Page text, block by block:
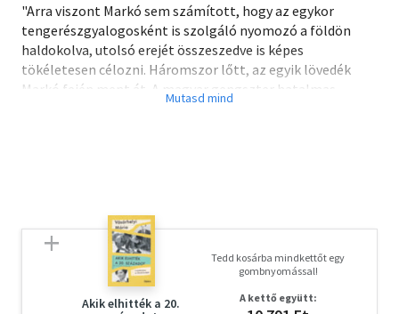
"Arra viszont Markó sem számított, hogy az egykor
tengerészgyalogosként is szolgáló nyomozó a földön
haldokolva, utolsó erejét összeszedve is képes
tökéletesen célozni. Háromszor lőtt, az egyik lövedék
Markó fején ment át. A magyar gengszter hatalmas,
izmos teste zsákként dőlt el az étterem ajtaja előtt."
tények, nem a mítoszok érdekelték. Könyvében a
magyarországi szervezett bűnözés kialakulásának és
fejlődésének történetét meséli el, eddig soha nem
publikált, csak kevesek által ismert epizódokat is feltárva.
Akik elhitték a 20.
Tedd kosárba mindkettőt egy
gombnyomással!
A kettő együtt: